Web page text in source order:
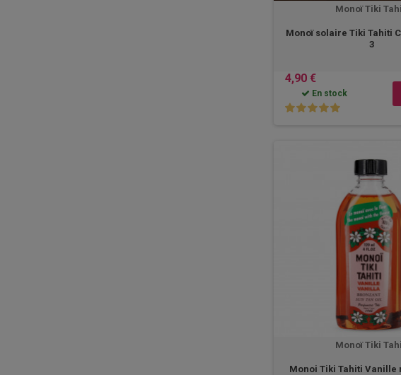
Monoï Tiki
Monoï solaire Tiki Tahiti
3
4,90 €
En stock
Monoï Tiki
Monoi Tiki Tahiti Vanille